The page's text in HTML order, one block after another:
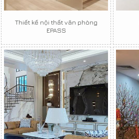
Thiết kế nội thất văn phòng
EPASS